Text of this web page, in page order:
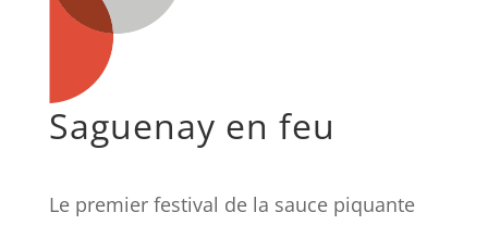
Saguenay en feu
Le premier festival de la sauce piquante